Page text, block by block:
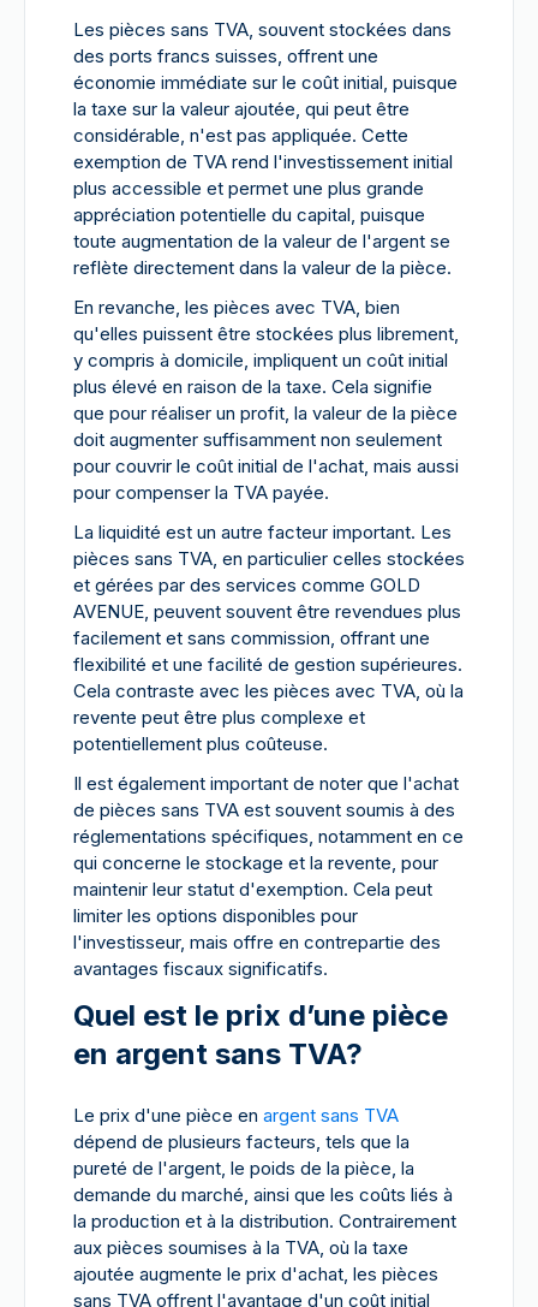
Les pièces sans TVA, souvent stockées dans
des ports francs suisses, offrent une
économie immédiate sur le coût initial, puisque
la taxe sur la valeur ajoutée, qui peut être
considérable, n'est pas appliquée. Cette
exemption de TVA rend l'investissement initial
plus accessible et permet une plus grande
appréciation potentielle du capital, puisque
toute augmentation de la valeur de l'argent se
reflète directement dans la valeur de la pièce.
En revanche, les pièces avec TVA, bien
qu'elles puissent être stockées plus librement,
y compris à domicile, impliquent un coût initial
plus élevé en raison de la taxe. Cela signifie
que pour réaliser un profit, la valeur de la pièce
doit augmenter suffisamment non seulement
pour couvrir le coût initial de l'achat, mais aussi
pour compenser la TVA payée.
La liquidité est un autre facteur important. Les
pièces sans TVA, en particulier celles stockées
et gérées par des services comme GOLD
AVENUE, peuvent souvent être revendues plus
facilement et sans commission, offrant une
flexibilité et une facilité de gestion supérieures.
Cela contraste avec les pièces avec TVA, où la
revente peut être plus complexe et
potentiellement plus coûteuse.
Il est également important de noter que l'achat
de pièces sans TVA est souvent soumis à des
réglementations spécifiques, notamment en ce
qui concerne le stockage et la revente, pour
maintenir leur statut d'exemption. Cela peut
limiter les options disponibles pour
l'investisseur, mais offre en contrepartie des
avantages fiscaux significatifs.
Quel est le prix d’une pièce
en argent sans TVA?
Le prix d'une pièce en argent sans TVA
dépend de plusieurs facteurs, tels que la
pureté de l'argent, le poids de la pièce, la
demande du marché, ainsi que les coûts liés à
la production et à la distribution. Contrairement
aux pièces soumises à la TVA, où la taxe
ajoutée augmente le prix d'achat, les pièces
sans TVA offrent l'avantage d'un coût initial